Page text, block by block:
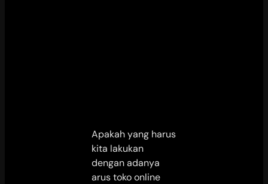
Apakah yang harus
kita lakukan
dengan adanya
arus toko online